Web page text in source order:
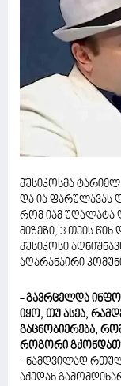
მუსიკოსმა
და ია ფარულავას
რომ იამ უღალატა
მიზეზი, 3 თვის
მუსიკოსი
აღარანაირი
- გავრცელდა
იყო, თუ ასეა,
გაცნობიერება,
როგორი
- ნამდვილად
აქედან